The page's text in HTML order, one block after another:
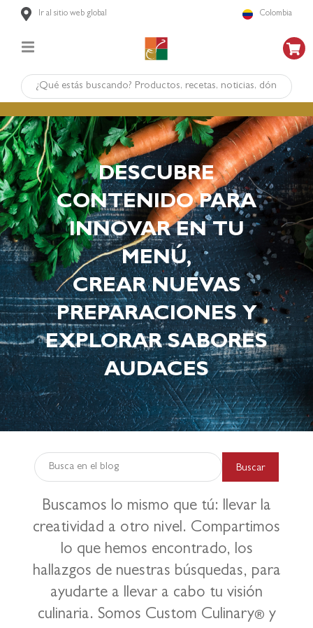
Colombia
Ir al sitio web global
DESCUBRE
CONTENIDO PARA
INNOVAR EN TU
MENÚ,
CREAR NUEVAS
PREPARACIONES Y
EXPLORAR SABORES
AUDACES
Buscar
Buscamos lo mismo que tú: llevar la
creatividad a otro nivel. Compartimos
lo que hemos encontrado, los
hallazgos de nuestras búsquedas, para
ayudarte a llevar a cabo tu visión
culinaria. Somos Custom Culinary® y